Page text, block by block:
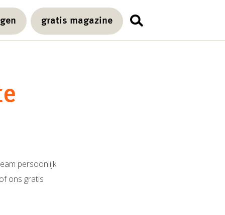
gratis magazine
persoonlijk
ons gratis